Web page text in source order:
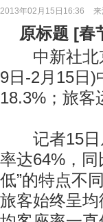
2013年02月15日16:36 来
原标题 [春
中新社北京
9日-2月15日)
18.3%；旅客
记者15日
率达64%，
低”的特点不
旅客始终呈